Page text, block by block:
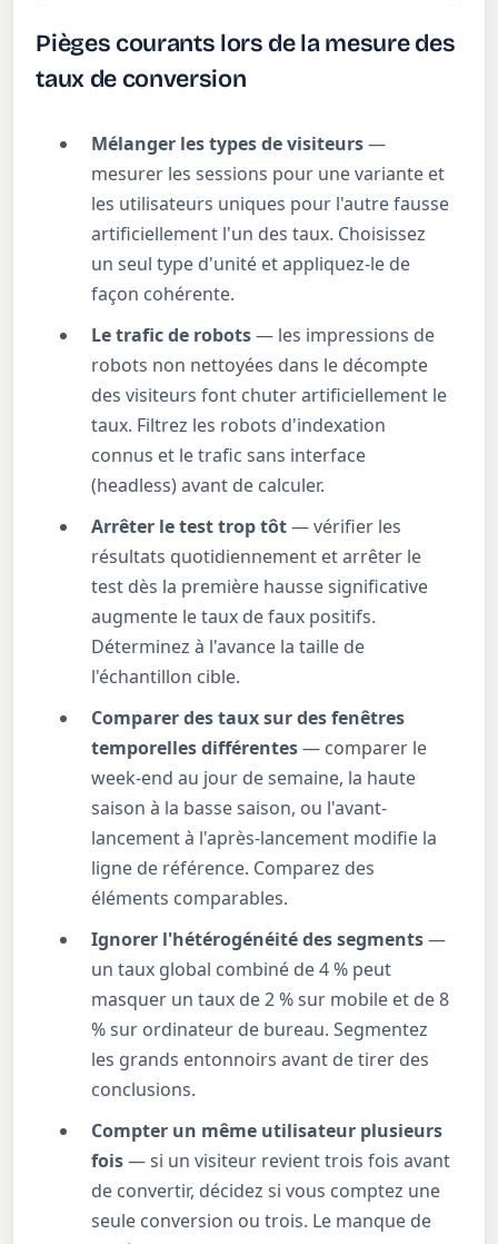
Pièges courants lors de la mesure des
taux de conversion
Mélanger les types de visiteurs—
mesurer les sessions pour une variante et
les utilisateurs uniques pour l'autre fausse
artificiellement l'un des taux. Choisissez
un seul type d'unité et appliquez-le de
façon cohérente.
Le trafic de robots— les impressions de
robots non nettoyées dans le décompte
des visiteurs font chuter artificiellement le
taux. Filtrez les robots d'indexation
connus et le trafic sans interface
(headless) avant de calculer.
Arrêter le test trop tôt— vérifier les
résultats quotidiennement et arrêter le
test dès la première hausse significative
augmente le taux de faux positifs.
Déterminez à l'avance la taille de
l'échantillon cible.
Comparer des taux sur des fenêtres
temporelles différentes— comparer le
week-end au jour de semaine, la haute
saison à la basse saison, ou l'avant-
lancement à l'après-lancement modifie la
ligne de référence. Comparez des
éléments comparables.
Ignorer l'hétérogénéité des segments—
un taux global combiné de 4 % peut
masquer un taux de 2 % sur mobile et de 8
% sur ordinateur de bureau. Segmentez
les grands entonnoirs avant de tirer des
conclusions.
Compter un même utilisateur plusieurs
fois— si un visiteur revient trois fois avant
de convertir, décidez si vous comptez une
seule conversion ou trois. Le manque de